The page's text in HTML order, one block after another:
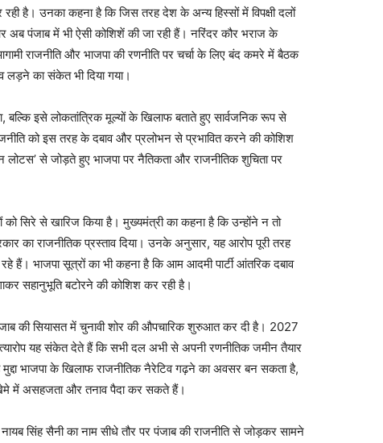
About
Contact us
Subscription Plans
है। उनका कहना है कि जिस तरह देश के अन्य हिस्सों में विपक्षी दलों
पंजाब में भी ऐसी कोशिशें की जा रही हैं। नरिंदर कौर भराज के
राजनीति और भाजपा की रणनीति पर चर्चा के लिए बंद कमरे में बैठक
लड़ने का संकेत भी दिया गया।
बल्कि इसे लोकतांत्रिक मूल्यों के खिलाफ बताते हुए सार्वजनिक रूप से
को इस तरह के दबाव और प्रलोभन से प्रभावित करने की कोशिश
लोटस’ से जोड़ते हुए भाजपा पर नैतिकता और राजनीतिक शुचिता पर
सिरे से खारिज किया है। मुख्यमंत्री का कहना है कि उन्होंने न तो
का राजनीतिक प्रस्ताव दिया। उनके अनुसार, यह आरोप पूरी तरह
हैं। भाजपा सूत्रों का भी कहना है कि आम आदमी पार्टी आंतरिक दबाव
सहानुभूति बटोरने की कोशिश कर रही है।
की सियासत में चुनावी शोर की औपचारिक शुरुआत कर दी है। 2027
यह संकेत देते हैं कि सभी दल अभी से अपनी रणनीतिक जमीन तैयार
भाजपा के खिलाफ राजनीतिक नैरेटिव गढ़ने का अवसर बन सकता है,
में असहजता और तनाव पैदा कर सकते हैं।
नायब सिंह सैनी का नाम सीधे तौर पर पंजाब की राजनीति से जोड़कर सामने